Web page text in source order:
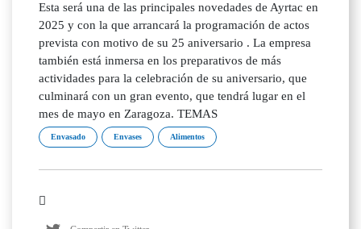
Esta será una de las principales novedades de Ayrtac en
2025 y con la que arrancará la programación de actos
prevista con motivo de su 25 aniversario . La empresa
también está inmersa en los preparativos de más
actividades para la celebración de su aniversario, que
culminará con un gran evento, que tendrá lugar en el
mes de mayo en Zaragoza. TEMAS
Envasado Envases Alimentos